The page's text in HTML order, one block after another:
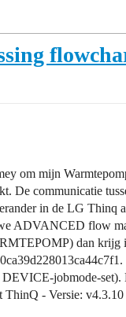
om mijn
De communicatie
in de LG
ADVANCED flow
dan krijg
jobmode-
- Versie: